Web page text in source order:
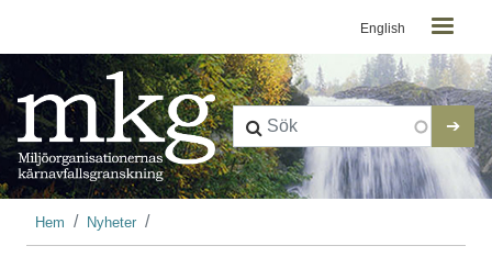
Kontaktmeny
English
Länkstig
Hem Nyheter